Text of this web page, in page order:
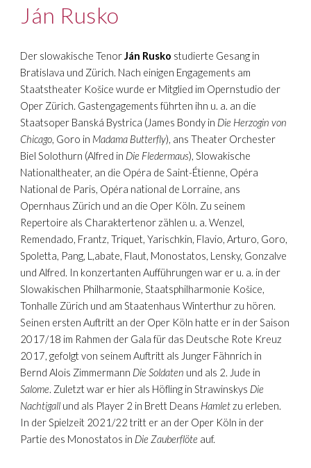
Ján Rusko
Der slowakische TenorJán Rusko studierte Gesang in
Bratislava und Zürich. Nach einigen Engagements am
Staatstheater Košice wurde er Mitglied im Opernstudio der
Oper Zürich. Gastengagements führten ihn u. a. an die
Staatsoper Banská Bystrica (James Bondy in Die Herzogin von
Chicago, Goro in Madama Butterfly), ans Theater Orchester
Biel Solothurn (Alfred in Die Fledermaus), Slowakische
Nationaltheater, an die Opéra de Saint-Étienne, Opéra
National de Paris, Opéra national de Lorraine, ans
Opernhaus Zürich und an die Oper Köln. Zu seinem
Repertoire als Charaktertenor zählen u. a. Wenzel,
Remendado, Frantz, Triquet, Yarischkin, Flavio, Arturo, Goro,
Spoletta, Pang, L,abate, Flaut, Monostatos, Lensky, Gonzalve
und Alfred. In konzertanten Aufführungen war er u. a. in der
Slowakischen Philharmonie, Staatsphilharmonie Košice,
Tonhalle Zürich und am Staatenhaus Winterthur zu hören.
Seinen ersten Auftritt an der Oper Köln hatte er in der Saison
2017/18 im Rahmen der Gala für das Deutsche Rote Kreuz
2017, gefolgt von seinem Auftritt als Junger Fähnrich in
Bernd Alois Zimmermann Die Soldaten und als 2. Jude in
Salome. Zuletzt war er hier als Höfling in Strawinskys Die
Nachtigall und als Player 2 in Brett Deans Hamletzu erleben.
In der Spielzeit 2021/22 tritt er an der Oper Köln in der
Partie des Monostatos in Die Zauberflöte auf.